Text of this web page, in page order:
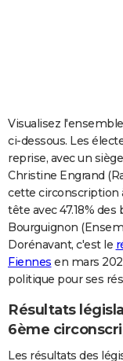
Carte de Noël
Carte Bonne année
Carte Saint-Valentin
Carte Pâques
Carte d'anniversaire
DICTIONNAIRE
Dictionnaire
Biographies
Citations
Expressions
Proverbes
PROGRAMME TV
COPAINS D'AVANT
S'inscrire
Se connecter
Lycées
Collèges
Primaires
Universités
Entreprises
Service militaire
Avis de recherche
AVIS DE DÉCÈS
FORUM
Bricolage
Lifestyle
Culture
Sport
Auto
Television
Voyage
Cinema
Visualisez
ci-dessous. Les
reprise, avec un
Christine Engrand
cette circonscription
tête avec 47.18%
Bourguignon
Dorénavant, c'est le
Fiennes en mars
politique pour ses
Résultats
6ème
Les résultats des